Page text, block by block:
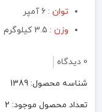
توان : 6 آمپر
وزن :
0 دیدگاه
شناسه محصول: 1389
تعداد محصول موجود: 2